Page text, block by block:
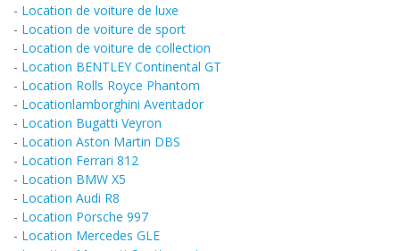
- Location de voiture de luxe
- Location de voiture de sport
- Location de voiture de collection
- Location BENTLEY Continental GT
- Location Rolls Royce Phantom
- Locationlamborghini Aventador
- Location Bugatti Veyron
- Location Aston Martin DBS
- Location Ferrari 812
- Location BMW X5
- Location Audi R8
- Location Porsche 997
- Location Mercedes GLE